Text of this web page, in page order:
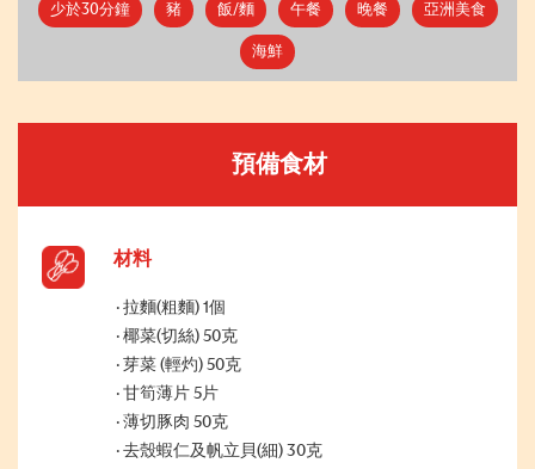
少於30分鐘 豬 飯/麵 午餐 晚餐 亞洲美食
海鮮
預備食材
材料
拉麵(粗麵) 1個
椰菜(切絲) 50克
芽菜 (輕灼) 50克
甘筍薄片 5片
薄切豚肉 50克
去殼蝦仁及帆立貝(細) 30克